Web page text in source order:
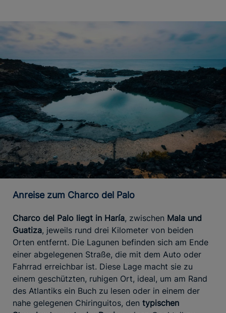
Anreise zum Charco del Palo
Charco del Palo liegt in Haría, zwischen Mala und
Guatiza, jeweils rund drei Kilometer von beiden
Orten entfernt. Die Lagunen befinden sich am Ende
einer abgelegenen Straße, die mit dem Auto oder
Fahrrad erreichbar ist. Diese Lage macht sie zu
einem geschützten, ruhigen Ort, ideal, um am Rand
des Atlantiks ein Buch zu lesen oder in einem der
nahe gelegenen Chiringuitos, den typischen